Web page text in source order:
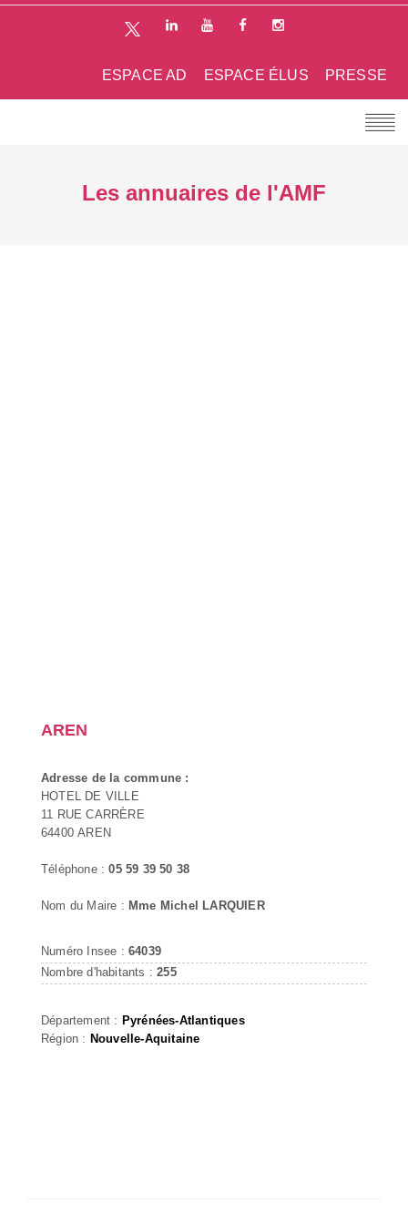
PRESSE
ESPACE ÉLUS
ESPACE AD
Les annuaires de l'AMF
AREN
Adresse de la commune :
HOTEL DE VILLE
11 RUE CARRÈRE
64400 AREN
Téléphone :05 59 39 50 38
Nom du Maire : Mme Michel LARQUIER
Numéro Insee : 64039
Nombre d'habitants :255
Département : Pyrénées-Atlantiques
Région : Nouvelle-Aquitaine